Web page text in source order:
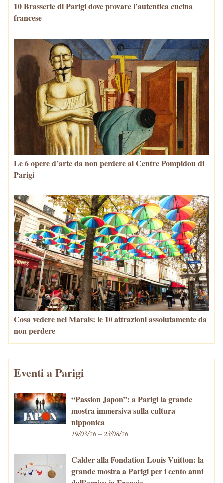
10 Brasserie di Parigi dove provare l’autentica cucina
francese
Le 6 opere d’arte da non perdere al Centre Pompidou di
Parigi
Cosa vedere nel Marais: le 10 attrazioni assolutamente da
non perdere
Eventi a Parigi
“Passion Japon”: a Parigi la grande
mostra immersiva sulla cultura
nipponica
19/03/26 – 23/08/26
Calder alla Fondation Louis Vuitton: la
grande mostra a Parigi per i cento anni